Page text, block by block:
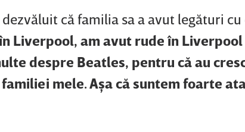
că familia sa a avut legături
Liverpool, am avut rude în Liverpool
despre Beatles, pentru că au
mele. Aşa că suntem foarte